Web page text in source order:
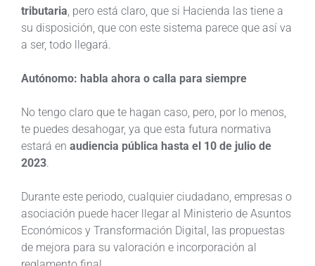
tributaria , pero está claro, que si Hacienda las tiene a
su disposición, que con este sistema parece que así va
a ser, todo llegará.
Autónomo: habla ahora o calla para siempre
No tengo claro que te hagan caso, pero, por lo menos,
te puedes desahogar, ya que esta futura normativa
estará en audiencia pública hasta el 10 de julio de
2023.
Durante este periodo, cualquier ciudadano, empresas o
asociación puede hacer llegar al Ministerio de Asuntos
Económicos y Transformación Digital, las propuestas
de mejora para su valoración e incorporación al